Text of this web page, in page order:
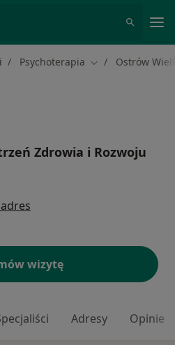
Psychoterapia Zmień miasto
Ostrów
Zdrowia i Rozwoju
wizytę
Adresy Opinie